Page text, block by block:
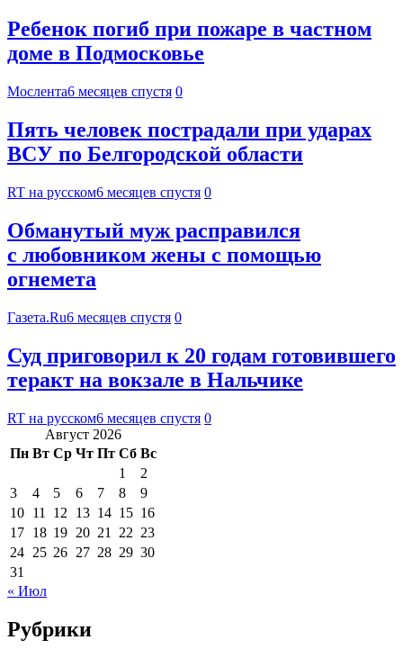
Ребенок погиб при пожаре в частном
доме в Подмосковье
Мослента6 месяцев спустя 0
Пять человек пострадали при ударах
ВСУ по Белгородской области
RT на русском6 месяцев спустя 0
Обманутый муж расправился
с любовником жены с помощью
огнемета
Газета.Ru6 месяцев спустя 0
Суд приговорил к 20 годам готовившего
теракт на вокзале в Нальчике
RT на русском6 месяцев спустя 0
Август 2026
Пн Вт Ср Чт Пт Сб Вс
1
2
3
4 5 6 7 8
9
10 11 12 13 14 15 16
17 18 19 20 21 22 23
24 25 26 27 28 29 30
31
« Июл
Рубрики